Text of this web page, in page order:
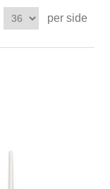
per side